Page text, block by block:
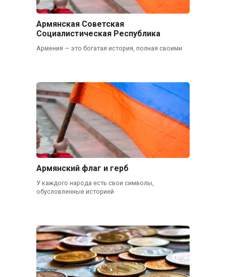
Армянская Советская
Социалистическая Республика
Армения — это богатая история, полная своими
Армянский флаг и герб
У каждого народа есть свои символы,
обусловленные историей